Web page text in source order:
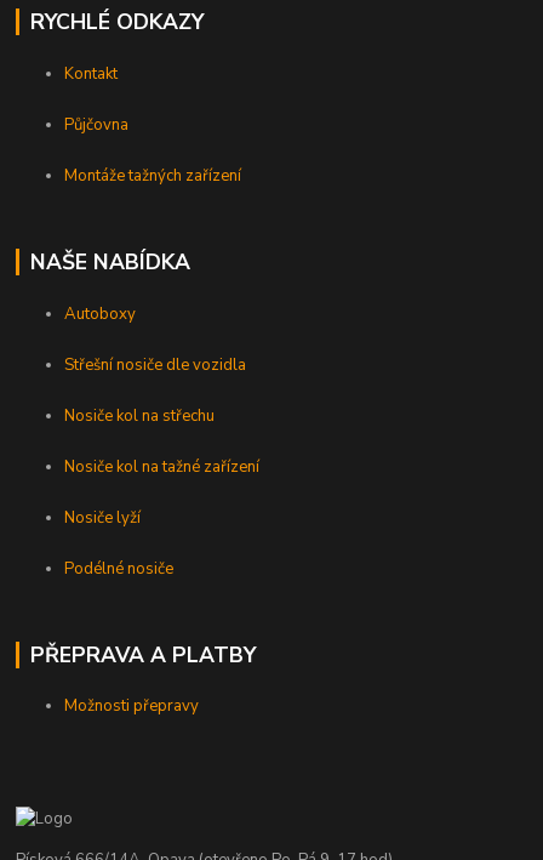
RYCHLÉ ODKAZY
Kontakt
Půjčovna
Montáže tažných zařízení
NAŠE NABÍDKA
Autoboxy
Střešní nosiče dle vozidla
Nosiče kol na střechu
Nosiče kol na tažné zařízení
Nosiče lyží
Podélné nosiče
PŘEPRAVA A PLATBY
Možnosti přepravy